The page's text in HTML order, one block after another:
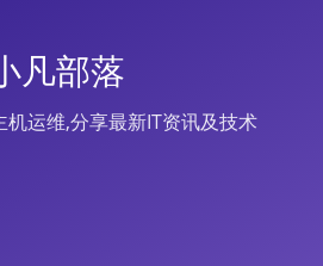
凡部落
运维,分享最新IT资讯及技术